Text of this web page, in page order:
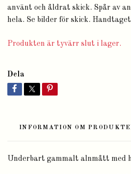
använt och åldrat skick. Spår av
hela. Se bilder för skick.
Produkten är tyvärr slut i lager.
Dela
INFORMATION OM
Underbart gammalt alnmått med